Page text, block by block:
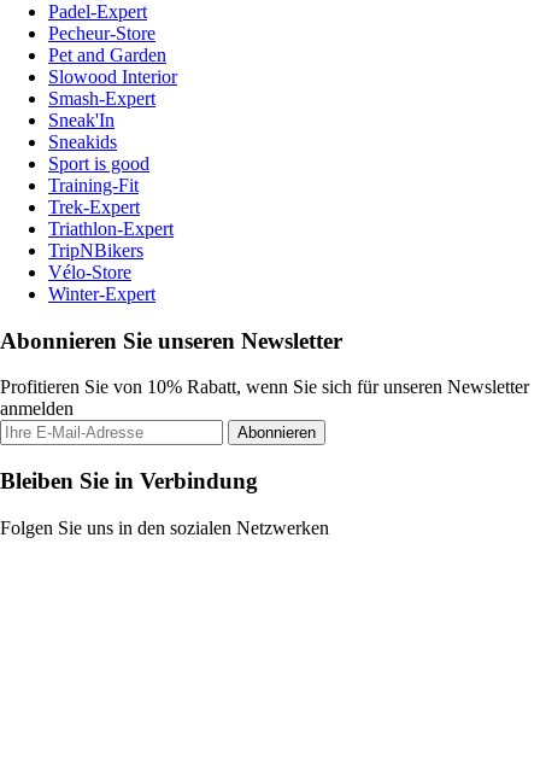
Padel-Expert
Pecheur-Store
Pet and Garden
Slowood Interior
Smash-Expert
Sneak'In
Sneakids
Sport is good
Training-Fit
Trek-Expert
Triathlon-Expert
TripNBikers
Vélo-Store
Winter-Expert
Abonnieren Sie unseren Newsletter
Profitieren Sie von 10% Rabatt, wenn Sie sich für unseren Newsletter
anmelden
Abonnieren
Bleiben Sie in Verbindung
Folgen Sie uns in den sozialen Netzwerken